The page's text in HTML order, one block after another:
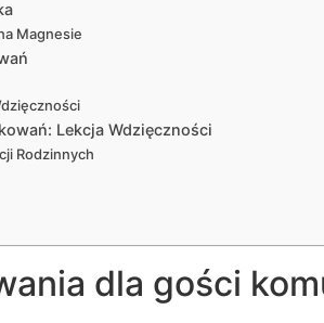
Magnesie
Lekcja Wdzięczności
Rodzinnych
dla gości